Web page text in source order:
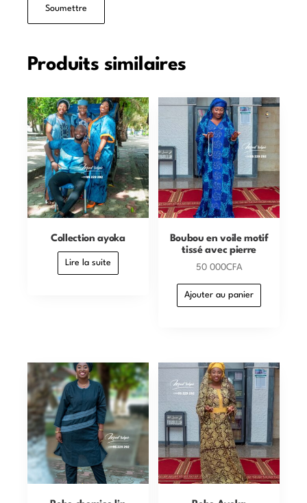
Produits similaires
Collection ayoka
Lire la suite
Boubou en voile motif
tissé avec pierre
50 000CFA
Ajouter au panier